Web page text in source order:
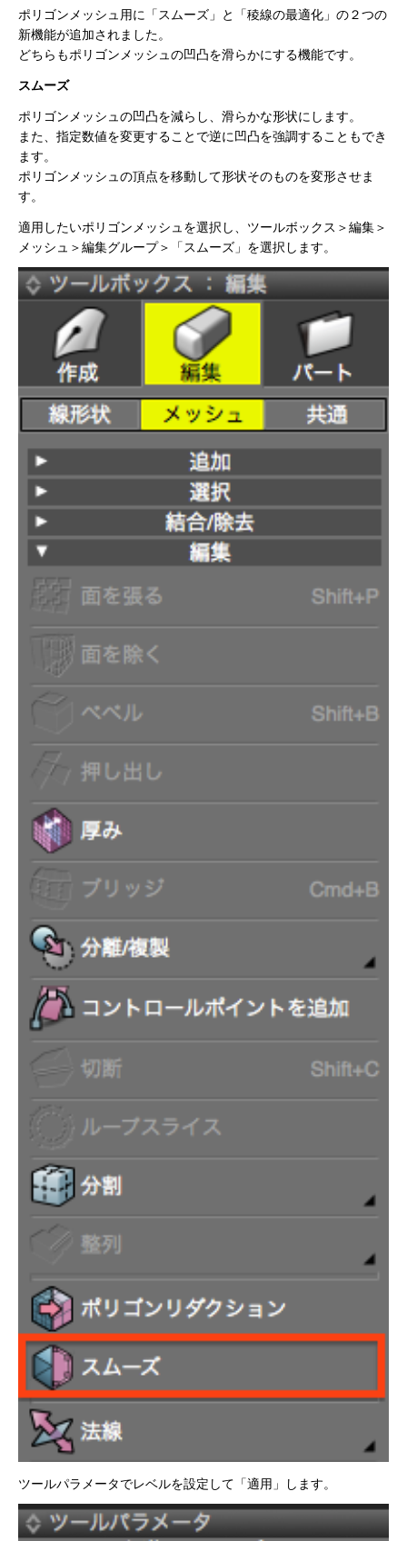
ポリゴンメッシュ用に「スムーズ」と「稜線の最適化」の２つの
新機能が追加されました。
どちらもポリゴンメッシュの凹凸を滑らかにする機能です。
スムーズ
ポリゴンメッシュの凹凸を減らし、滑らかな形状にします。
また、指定数値を変更することで逆に凹凸を強調することもでき
ます。
ポリゴンメッシュの頂点を移動して形状そのものを変形させま
す。
適用したいポリゴンメッシュを選択し、ツールボックス＞編集＞
メッシュ＞編集グループ＞「スムーズ」を選択します。
ツールパラメータでレベルを設定して「適用」します。